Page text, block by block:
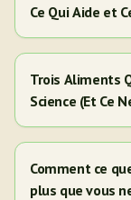
Ce Qui Aide et
Trois Aliments
Science (Et Ce
Comment ce
plus que vous